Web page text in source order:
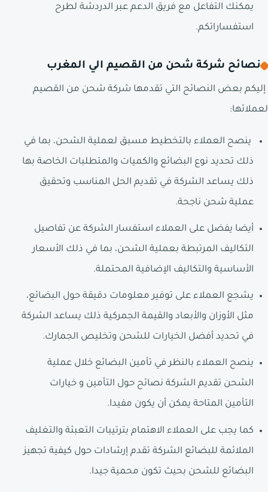
يمكنك التفاعل مع فريق الدعم عبر الدردشة لطرح
استفساراتكم.
نصائح شركة شحن من القصيم الي المغرب
إليكم بعض النصائح التي تقدمها شركة شحن من القصيم
لعملائها:
ينصح العملاء بالتخطيط مسبق لعملية الشحن، بما في
ذلك تحديد نوع البضائع والكميات والمتطلبات الخاصة بها
ذلك يساعد الشركة في تقديم الحل المناسب وتحقيق
عملية شحن ناجحة.
أيضا يفضل على العملاء استفسار الشركة عن تفاصيل
التكاليف المرتبطة بعملية الشحن، بما في ذلك الأسعار
الأساسية والتكاليف الإضافية المحتملة.
يشجع العملاء على توفير معلومات دقيقة حول البضائع،
مثل الأوزان والأبعاد والقيمة الجمركية ذلك يساعد الشركة
في تحديد أفضل الخيارات للشحن وتخليص الجمارك.
ينصح العملاء بالنظر في تأمين البضائع خلال عملية
الشحن تقديم الشركة نصائح حول التأمين و خيارات
التأمين المتاحة يمكن أن يكون مفيدا.
كما يجب على العملاء الاهتمام بترتيبات التعبئة والتغليف
الملائمة للبضائع الشركة تقدم إرشادات حول كيفية تجهيز
البضائع للشحن بحيث تكون محمية جيدا.